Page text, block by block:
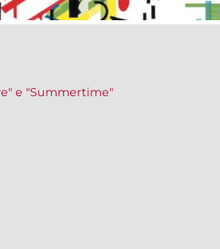
e "Summertime"